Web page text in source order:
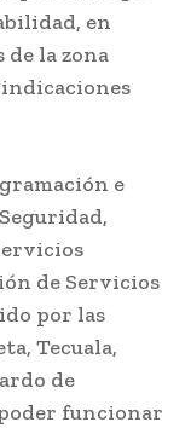
en
la zona
indicaciones
e
de Servicios
por las
Tecuala,
de
funcionar